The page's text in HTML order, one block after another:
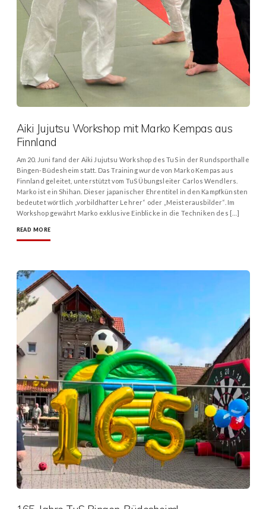
Aiki Jujutsu Workshop mit Marko Kempas aus
Finnland
Am 20. Juni fand der Aiki Jujutsu Workshop des TuS in der Rundsporthalle
Bingen-Büdesheim statt. Das Training wurde von Marko Kempas aus
Finnland geleitet, unterstützt vom TuS Übungsleiter Carlos Wendlers.
Marko ist ein Shihan. Dieser japanischer Ehrentitel in den Kampfkünsten
bedeutet wörtlich „vorbildhafter Lehrer“ oder „Meisterausbilder“. Im
Workshop gewährt Marko exklusive Einblicke in die Techniken des […]
READ MORE